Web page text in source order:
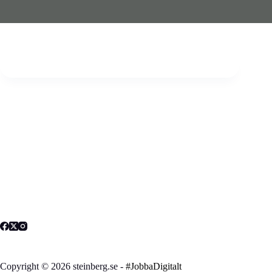
Copyright © 2026 steinberg.se - #JobbaDigitalt